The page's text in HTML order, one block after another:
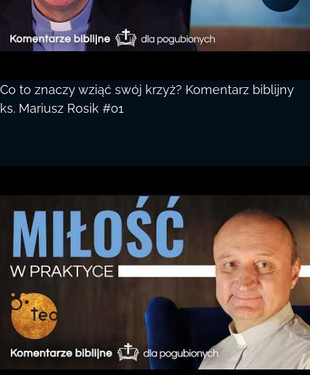
Co to znaczy wziąć swój krzyż? Komentarz biblijny
ks. Mariusz Rosik #01